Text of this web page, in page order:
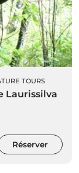
TOURS
Laurissilva
Réserver